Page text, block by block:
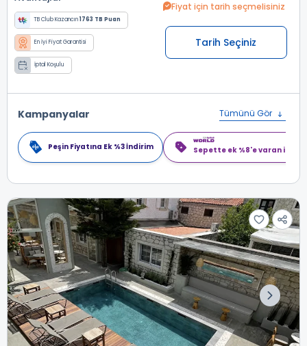
TB Club Kazancın1763 TB Puan
En İyi Fiyat Garantisi
İptal Koşulu
Fiyat için tarih seçmelisiniz
Tarih Seçiniz
Kampanyalar Tümünü Gör
Peşin Fiyatına Ek %3 İndirim Sepette ek %8'e varan